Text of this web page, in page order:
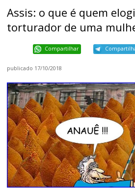
Assis: o que é quem
torturador de uma
Compartilhar
publicado 17/10/2018